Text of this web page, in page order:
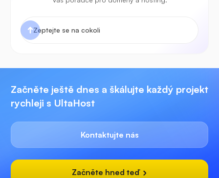
Začněte ještě dnes a škálujte každý projekt
rychleji s UltaHost
Kontaktujte nás
Začněte hned teď